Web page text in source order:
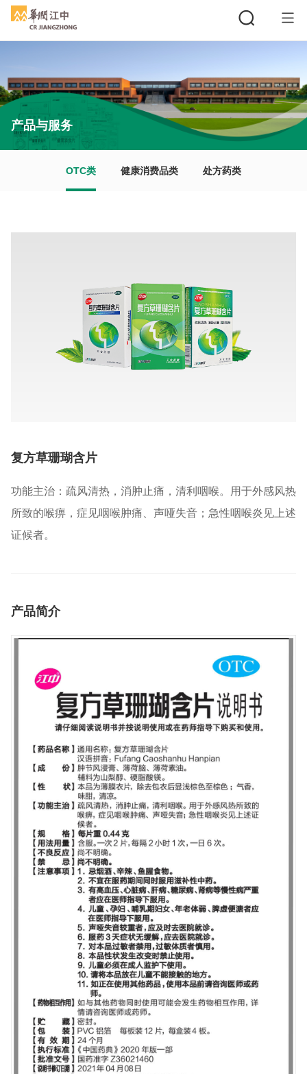
搜索
产品与服务
OTC类 健康消费品类 处方药类
复方草珊瑚含片
功能主治：疏风清热，消肿止痛，清利咽喉。用于外感风热
所致的喉痹，症见咽喉肿痛、声哑失音；急性咽喉炎见上述
证候者。
产品简介